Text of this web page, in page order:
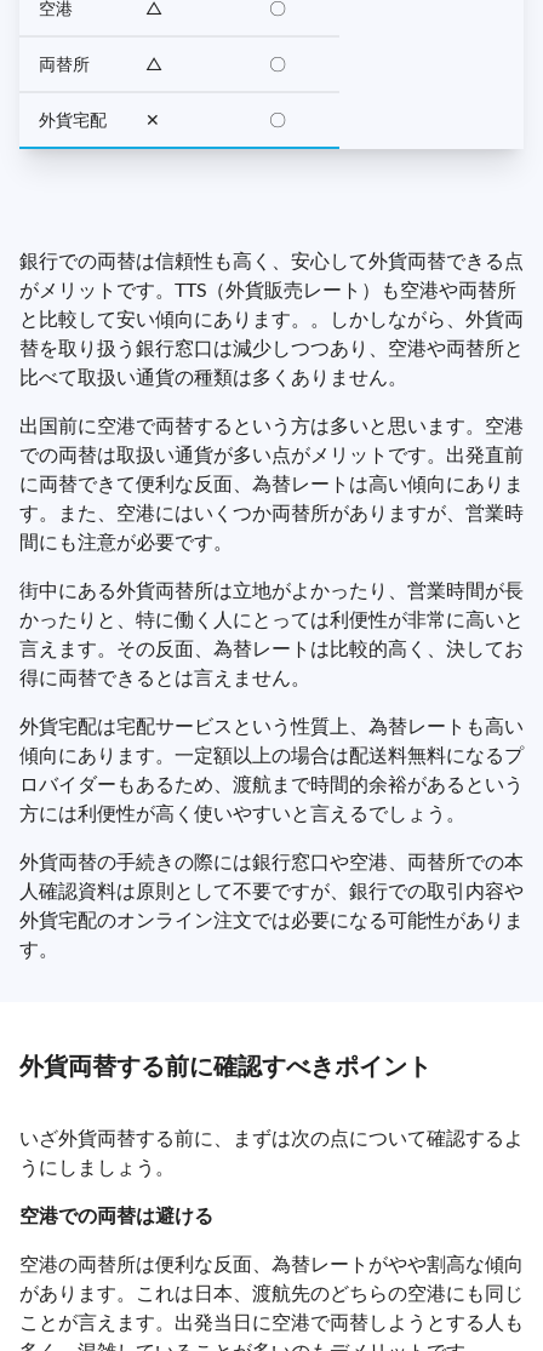
空港 △ 〇
両替所 △ 〇
外貨宅配 ✕ 〇
銀行での両替は信頼性も高く、安心して外貨両替できる点
がメリットです。TTS（外貨販売レート）も空港や両替所
と比較して安い傾向にあります。。しかしながら、外貨両
替を取り扱う銀行窓口は減少しつつあり、空港や両替所と
比べて取扱い通貨の種類は多くありません。
出国前に空港で両替するという方は多いと思います。空港
での両替は取扱い通貨が多い点がメリットです。出発直前
に両替できて便利な反面、為替レートは高い傾向にありま
す。また、空港にはいくつか両替所がありますが、営業時
間にも注意が必要です。
街中にある外貨両替所は立地がよかったり、営業時間が長
かったりと、特に働く人にとっては利便性が非常に高いと
言えます。その反面、為替レートは比較的高く、決してお
得に両替できるとは言えません。
外貨宅配は宅配サービスという性質上、為替レートも高い
傾向にあります。一定額以上の場合は配送料無料になるプ
ロバイダーもあるため、渡航まで時間的余裕があるという
方には利便性が高く使いやすいと言えるでしょう。
外貨両替の手続きの際には銀行窓口や空港、両替所での本
人確認資料は原則として不要ですが、銀行での取引内容や
外貨宅配のオンライン注文では必要になる可能性がありま
す。
外貨両替する前に確認すべきポイント
いざ外貨両替する前に、まずは次の点について確認するよ
うにしましょう。
空港での両替は避ける
空港の両替所は便利な反面、為替レートがやや割高な傾向
があります。これは日本、渡航先のどちらの空港にも同じ
ことが言えます。出発当日に空港で両替しようとする人も